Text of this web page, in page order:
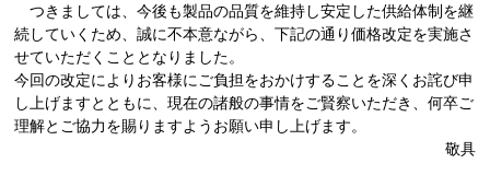
つきましては、今後も製品の品質を維持し安定した供給体制を継
続していくため、誠に不本意ながら、下記の通り価格改定を実施さ
せていただくこととなりました。
今回の改定によりお客様にご負担をおかけすることを深くお詫び申
し上げますとともに、現在の諸般の事情をご賢察いただき、何卒ご
理解とご協力を賜りますようお願い申し上げます。
敬具